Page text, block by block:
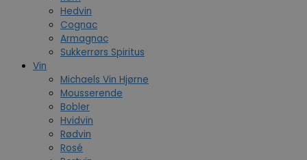
Hedvin
Cognac
Armagnac
Sukkerrørs Spiritus
Vin
Michaels Vin Hjørne
Mousserende
Bobler
Hvidvin
Rødvin
Rosé